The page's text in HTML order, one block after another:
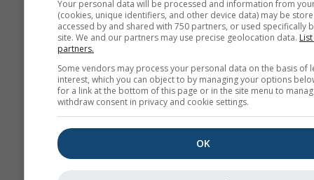
Your personal data will be processed and information from
(cookies, unique identifiers, and other device data) may be
accessed by and shared with 750 partners, or used specifically
site. We and our partners may use precise geolocation data.
partners.
Some vendors may process your personal data on the basis of
interest, which you can object to by managing your options
for a link at the bottom of this page or in the site menu to
withdraw consent in privacy and cookie settings.
OK